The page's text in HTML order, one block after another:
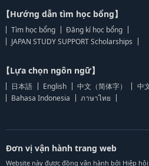
【Hướng dẫn tìm học bổng】
Tìm học bổng
Đăng kí học bổng
JAPAN STUDY SUPPORT Scholarships
【Lựa chọn ngôn ngữ】
日本語 English 中文（简体字） 中
Bahasa Indonesia
ภาษาไทย
Đơn vị vận hành trang web
Website này được đồng vận hành bởi Hiệp hội